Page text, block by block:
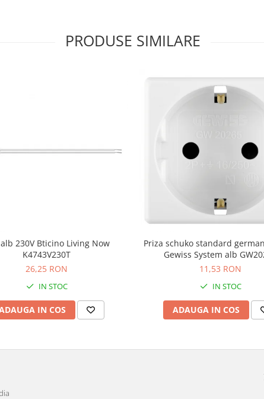
PRODUSE SIMILARE
alb 230V Bticino Living Now
K4743V230T
26,25 RON
IN STOC
IN COS
Priza schuko standard
Gewiss System alb
11,53 RON
IN STOC
ADAUGA IN COS